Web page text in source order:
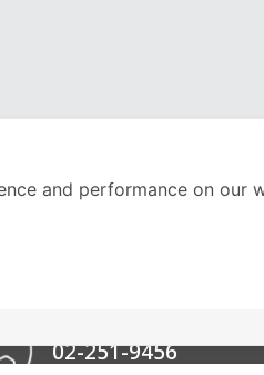
02-251-9456
and performance on our